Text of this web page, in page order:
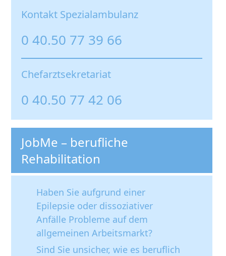
Kontakt Spezialambulanz
0 40.50 77 39 66
Chefarztsekretariat
0 40.50 77 42 06
JobMe – berufliche
Rehabilitation
Haben Sie aufgrund einer
Epilepsie oder dissoziativer
Anfälle Probleme auf dem
allgemeinen Arbeitsmarkt?
Sind Sie unsicher, wie es beruflich